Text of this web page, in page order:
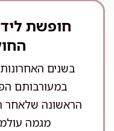
חופשת
בשנים
במעורבותם
הראשונה שלאחר
מגמה